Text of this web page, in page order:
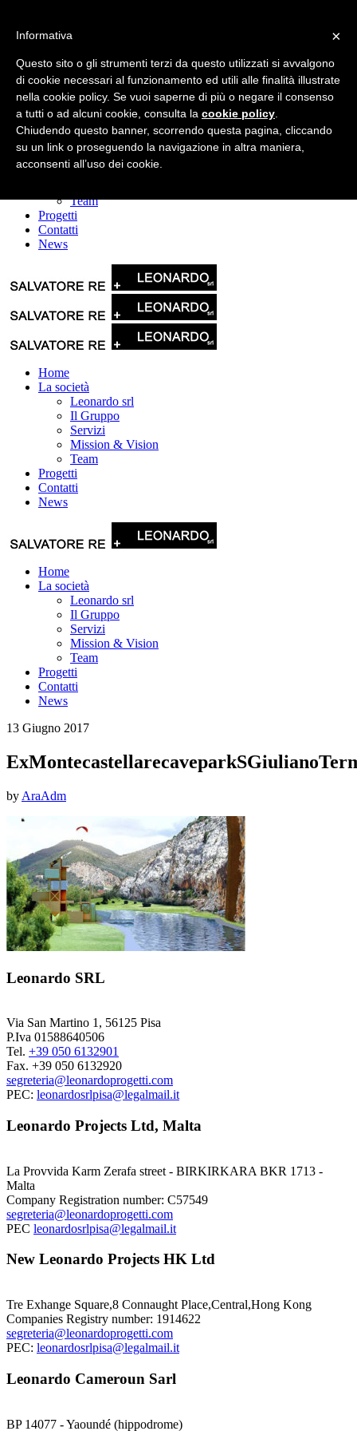
Home
La società
Leonardo srl
Il Gruppo
Servizi
Team
Progetti
Contatti
News
Home
La società
Leonardo srl
Il Gruppo
Servizi
Mission & Vision
Team
Progetti
Contatti
News
Home
La società
Leonardo srl
Il Gruppo
Servizi
Mission & Vision
Team
Progetti
Contatti
News
13 Giugno 2017
by AraAdm
Leonardo SRL
Via San Martino 1, 56125 Pisa
P.Iva 01588640506
Tel. +39 050 6132901
Fax. +39 050 6132920
segreteria@leonardoprogetti.com
PEC: leonardosrlpisa@legalmail.it
Leonardo Projects Ltd, Malta
La Provvida Karm Zerafa street - BIRKIRKARA BKR 1713 -
Malta
Company Registration number: C57549
segreteria@leonardoprogetti.com
PEC leonardosrlpisa@legalmail.it
New Leonardo Projects HK Ltd
Tre Exhange Square,8 Connaught Place,Central,Hong Kong
Companies Registry number: 1914622
segreteria@leonardoprogetti.com
PEC: leonardosrlpisa@legalmail.it
Leonardo Cameroun Sarl
BP 14077 - Yaoundé (hippodrome)
×
Informativa
Questo sito o gli strumenti terzi da questo utilizzati si avvalgono
di cookie necessari al funzionamento ed utili alle finalità illustrate
nella cookie policy. Se vuoi saperne di più o negare il consenso
a tutti o ad alcuni cookie, consulta la cookie policy
Chiudendo questo banner, scorrendo questa pagina, cliccando
su un link o proseguendo la navigazione in altra maniera,
acconsenti all’uso dei cookie.